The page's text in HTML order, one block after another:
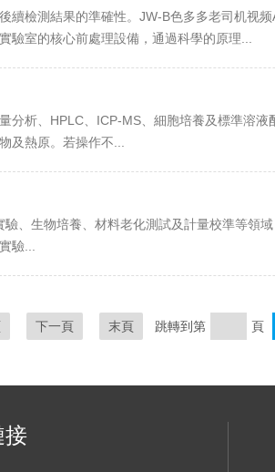
檢測結果的準確性。JW-B色多多老司机视
室的核心前處理設備，通過科學的原理...
析、HPLC、ICP-MS、細胞培養及標準溶
及熱原。若操作不...
、生物培養、材料老化測試及計量校準等領
驗...
下一頁 末頁 跳轉到第 頁
接